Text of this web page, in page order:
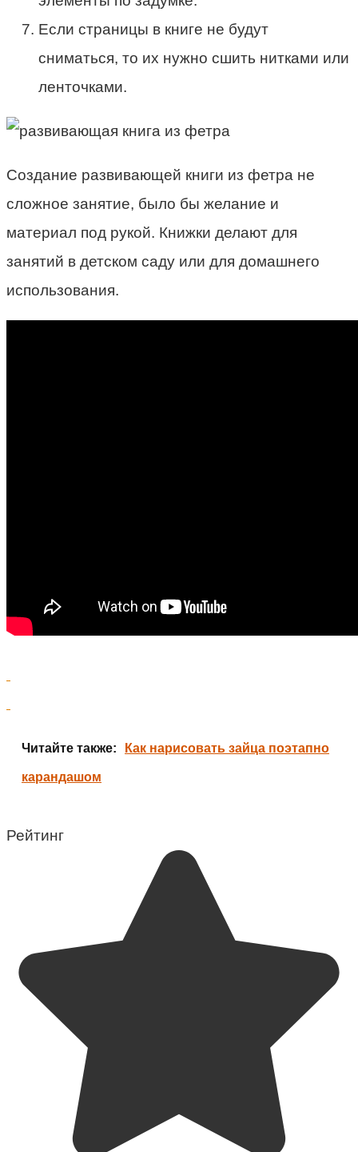
Если страницы в книге не будут
сниматься, то их нужно сшить нитками или
ленточками.
Создание развивающей книги из фетра не
сложное занятие, было бы желание и
материал под рукой. Книжки делают для
занятий в детском саду или для домашнего
использования.
Читайте также: Как нарисовать зайца поэтапно
карандашом
Рейтинг